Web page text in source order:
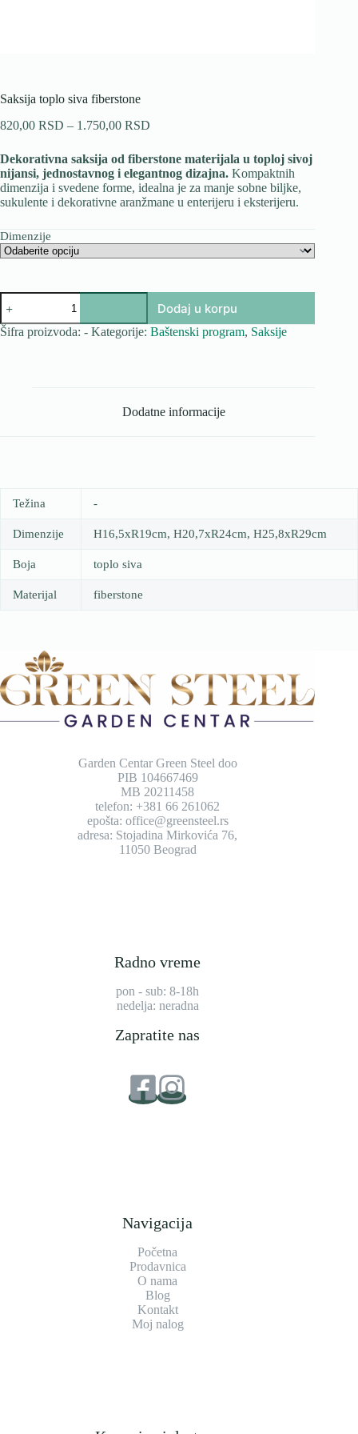
Saksija toplo siva fiberstone
820,00 RSD – 1.750,00 RSD
od
820,00 RSD
do
1.750,00 RSD
Dekorativna saksija od fiberstone materijala u toploj sivoj
nijansi, jednostavnog i elegantnog dizajna. Kompaktnih
dimenzija i svedene forme, idealna je za manje sobne biljke,
sukulente i dekorativne aranžmane u enterijeru i eksterijeru.
Dimenzije
Saksija
toplo
siva
fiberstone
Dodaj u korpu
Šifra proizvoda: - Kategorije: Baštenski program, Saksije
Dodatne informacije
Težina -
Dimenzije H16,5xR19cm, H20,7xR24cm, H25,8xR29cm
Boja toplo siva
Materijal fiberstone
Garden Centar Green Steel doo
PIB 104667469
MB 20211458
telefon: +381 66 261062
epošta: office@greensteel.rs
adresa: Stojadina Mirkovića 76,
11050 Beograd
Radno vreme
pon - sub: 8-18h
nedelja: neradna
Zapratite nas
Navigacija
Početna
Prodavnica
O nama
Blog
Kontakt
Moj nalog